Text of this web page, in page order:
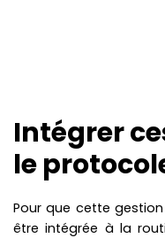
Intégrer
le
Pour que cette
être intégrée à la